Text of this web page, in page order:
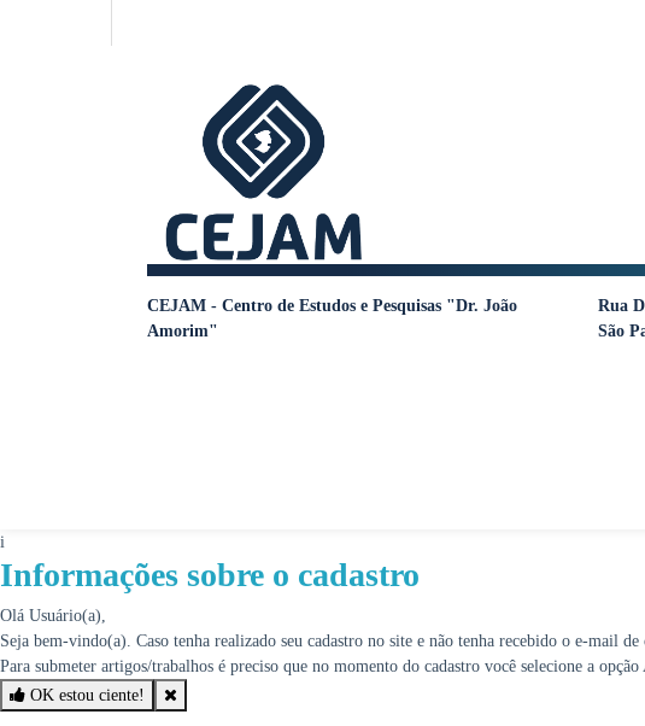
CEJAM - Centro de Estudos e Pesquisas "Dr. João
Amorim"
Rua
São
i
Informações sobre o cadastro
Olá Usuário(a),
Seja bem-vindo(a). Caso tenha realizado seu cadastro no site e não tenha recebido o e-mail
Para submeter artigos/trabalhos é preciso que no momento do cadastro você selecione a
OK estou ciente!